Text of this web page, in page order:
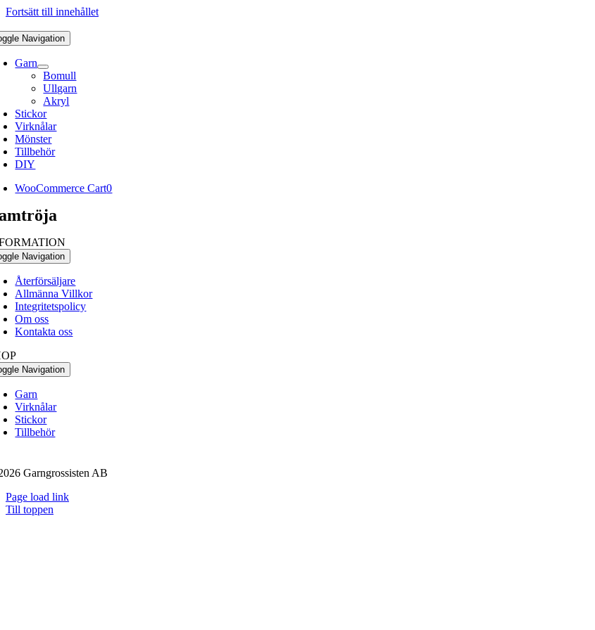
Fortsätt till innehållet
Navigation
Garn
Bomull
Ullgarn
Akryl
Stickor
Virknålar
Mönster
Tillbehör
DIY
WooCommerce Cart0
Navigation
Återförsäljare
Allmänna Villkor
Integritetspolicy
Om oss
Kontakta oss
Navigation
Garn
Virknålar
Stickor
Tillbehör
Garngrossisten AB
Page load link
Till toppen